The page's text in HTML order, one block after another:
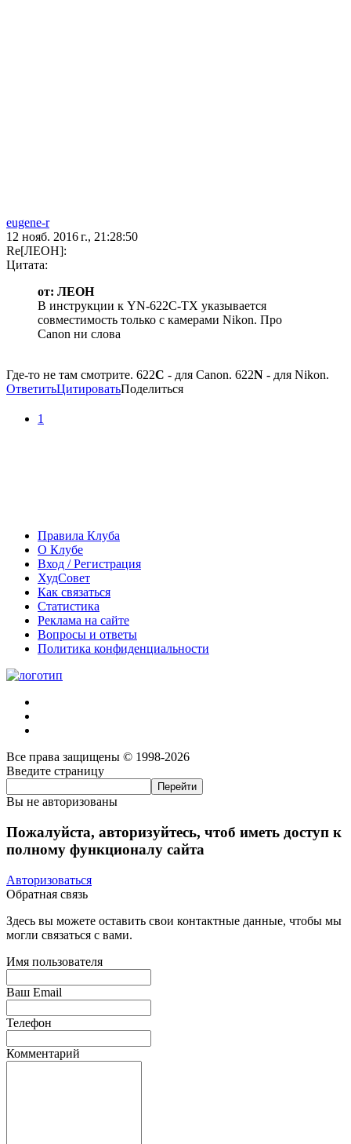
eugene-r
12 нояб. 2016 г., 21:28:50
Re[ЛЕОН]:
Цитата:
от: ЛЕОН
В инструкции к YN-622C-TX указывается
совместимость только с камерами Nikon. Про
Canon ни слова
Где-то не там смотрите. 622C - для Canon. 622N - для Nikon.
ОтветитьЦитироватьПоделиться
1
Правила Клуба
О Клубе
Вход / Регистрация
ХудСовет
Как связаться
Статистика
Реклама на сайте
Вопросы и ответы
Политика конфиденциальности
Все права защищены © 1998-2026
Введите страницу
Вы не авторизованы
Пожалуйста, авторизуйтесь, чтоб иметь доступ к
полному функционалу сайта
Авторизоваться
Обратная связь
Здесь вы можете оставить свои контактные данные, чтобы мы
могли связаться с вами.
Имя пользователя
Ваш Email
Телефон
Комментарий